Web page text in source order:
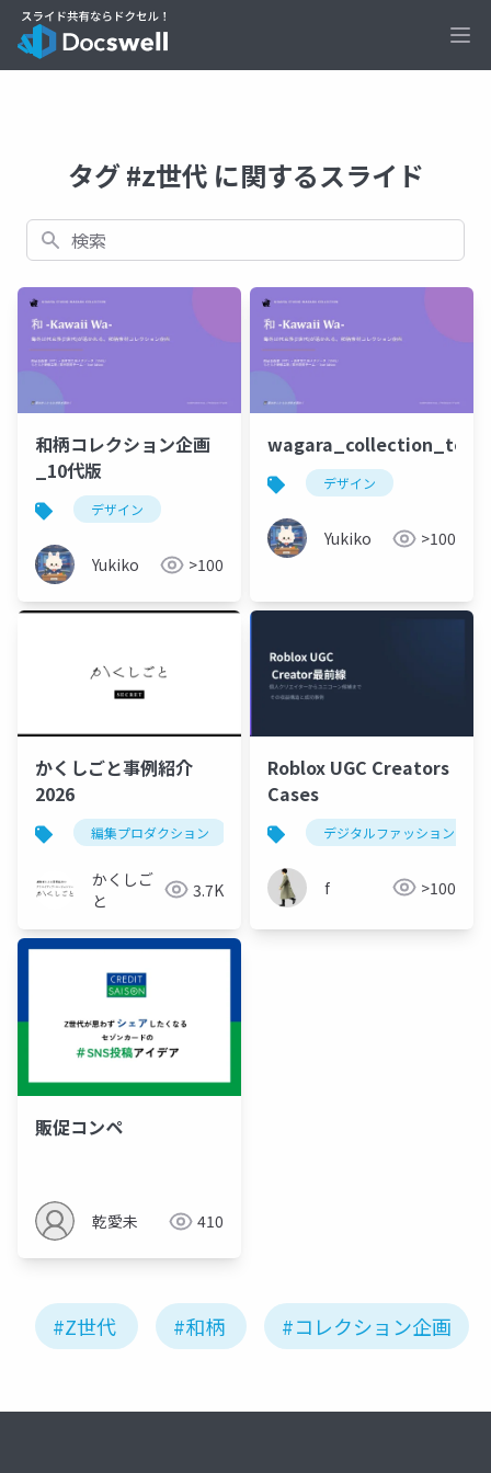
タグ #z世代 に関するスライド
検索
和柄コレクション企画
_10代版
デザイン
Yukiko >100
wagara_collection_teen
デザイン
Yukiko >100
かくしごと事例紹介
2026
編集プロダクション z世代 メディア制作
かくしご
と
3.7K
Roblox UGC Creators
Cases
デジタルファッション
f >100
販促コンペ
乾愛未 410
#Z世代 #和柄 #コレクション企画